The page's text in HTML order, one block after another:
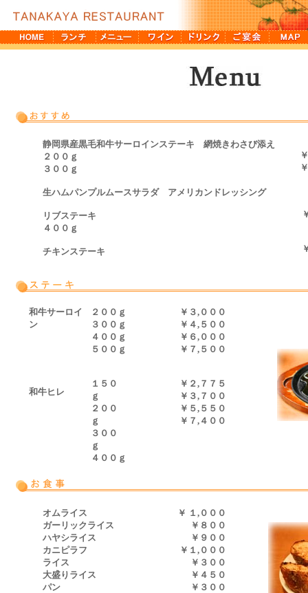
静岡県産黒毛和牛サーロインステーキ 網焼きわさび添え
２００ｇ
３００ｇ
生ハムパンプルムースサラダ アメリカンドレッシング
リブステーキ
４００ｇ
チキンステーキ
和牛サーロイ
ン
和牛ヒレ
２００ｇ
３００ｇ
４００ｇ
５００ｇ
１５０
ｇ
２００
ｇ
３００
ｇ
４００ｇ
￥３,０００
￥４,５００
￥６,０００
￥７,５００
￥２,７７５
￥３,７００
￥５,５５０
￥７,４００
オムライス
ガーリックライス
ハヤシライス
カニピラフ
ライス
大盛りライス
パン
￥ １,０００
￥８００
￥９００
￥１,０００
￥３００
￥４５０
￥３００